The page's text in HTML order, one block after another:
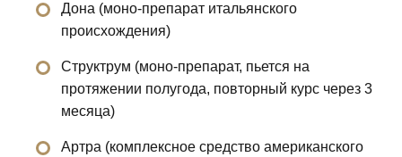
Дона (моно-препарат итальянского
происхождения)
Структрум (моно-препарат, пьется на
протяжении полугода, повторный курс через 3
месяца)
Артра (комплексное средство американского